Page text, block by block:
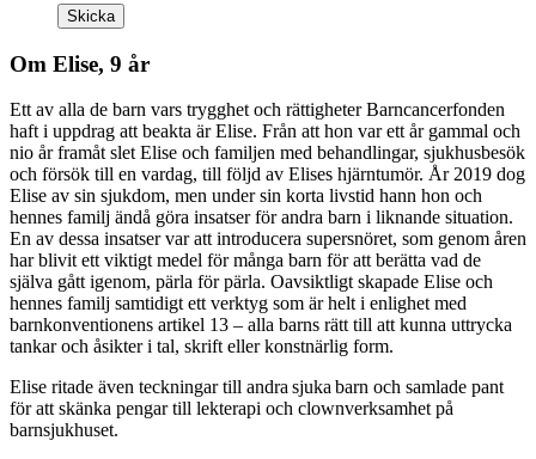
Skicka
Om Elise, 9 år
Ett av alla de barn vars trygghet och rättigheter Barncancerfonden
haft i uppdrag att beakta är Elise. Från att hon var ett år gammal och
nio år framåt slet Elise och familjen med behandlingar, sjukhusbesök
och försök till en vardag, till följd av Elises hjärntumör. År 2019 dog
Elise av sin sjukdom, men under sin korta livstid hann hon och
hennes familj ändå göra insatser för andra barn i liknande situation.
En av dessa insatservaratt introducera supersnöret, som genom åren
har blivit ett viktigt medel för många barn för att berätta vad de
själva gått igenom, pärla för pärla. Oavsiktligt skapade Elise och
hennes familj samtidigt ett verktyg som är helt i enlighet med
barnkonventionens artikel 13 – alla barns rätt till att kunna uttrycka
tankar och åsikter i tal, skrift eller konstnärlig form.
Elise ritade även teckningar till andra sjuka barn och samlade pant
för att skänka pengar till lekterapi och clownverksamhet på
barnsjukhuset.